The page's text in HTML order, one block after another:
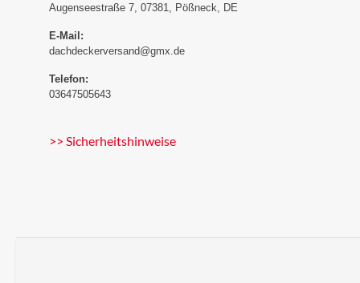
Augenseestraße 7, 07381, Pößneck, DE
E-Mail:
dachdeckerversand@gmx.de
Telefon:
03647505643
>> Sicherheitshinweise